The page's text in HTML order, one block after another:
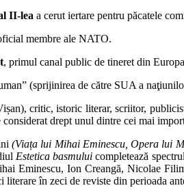
II-lea a cerut iertare pentru păcatele
membre ale NATO.
, primul canal public de tineret din
(sprijinirea de către SUA a
critic, istoric literar, scriitor,
drept unul dintre cei mai
(Viața lui Mihai Eminescu, Opera lui
Estetica basmului completează
Eminescu, Ion Creangă, Nicolae
în zeci de reviste din perioada